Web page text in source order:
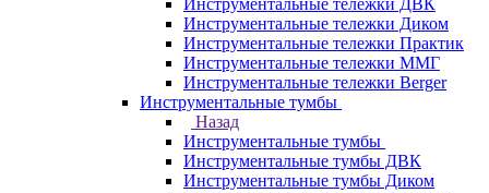
Инструментальные тележки ДВК
Инструментальные тележки Диком
Инструментальные тележки Практик
Инструментальные тележки ММГ
Инструментальные тележки Berger
Инструментальные тумбы
Назад
Инструментальные тумбы
Инструментальные тумбы ДВК
Инструментальные тумбы Диком